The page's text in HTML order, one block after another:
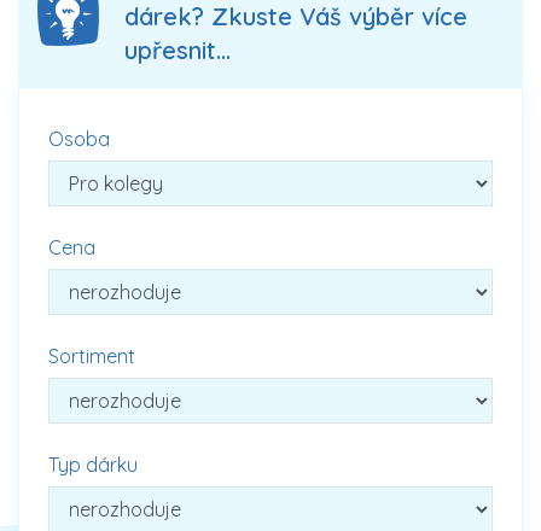
dárek? Zkuste Váš výběr více
upřesnit...
Osoba
Cena
Sortiment
Typ dárku